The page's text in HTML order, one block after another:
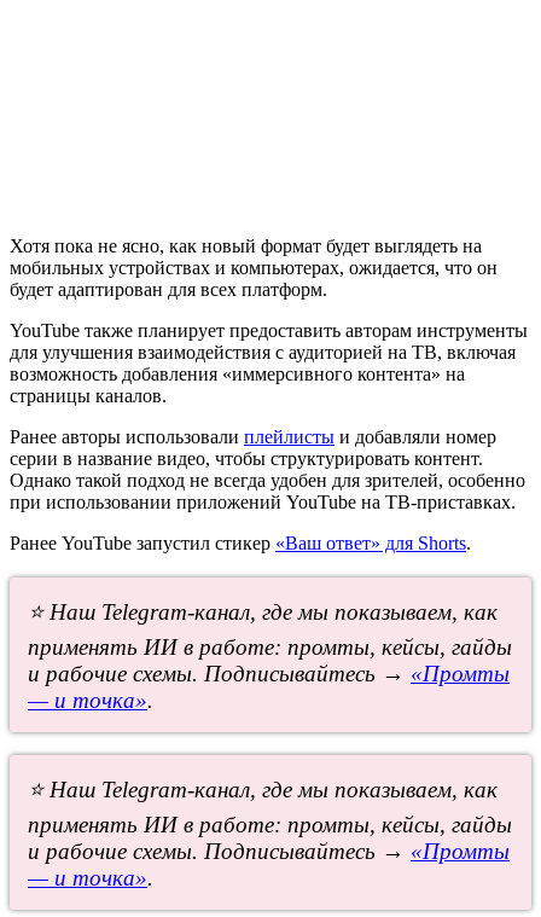
Хотя пока не ясно, как новый формат будет выглядеть на
мобильных устройствах и компьютерах, ожидается, что он
будет адаптирован для всех платформ.
YouTube также планирует предоставить авторам инструменты
для улучшения взаимодействия с аудиторией на ТВ, включая
возможность добавления «иммерсивного контента» на
страницы каналов.
Ранее авторы использовали плейлисты и добавляли номер
серии в название видео, чтобы структурировать контент.
Однако такой подход не всегда удобен для зрителей, особенно
при использовании приложений YouTube на ТВ-приставках.
Ранее YouTube запустил стикер «Ваш ответ» для Shorts.
⭐ Наш Telegram-канал, где мы показываем, как
применять ИИ в работе: промты, кейсы, гайды
и рабочие схемы. Подписывайтесь → «Промты
— и точка».
⭐ Наш Telegram-канал, где мы показываем, как
применять ИИ в работе: промты, кейсы, гайды
и рабочие схемы. Подписывайтесь → «Промты
— и точка».